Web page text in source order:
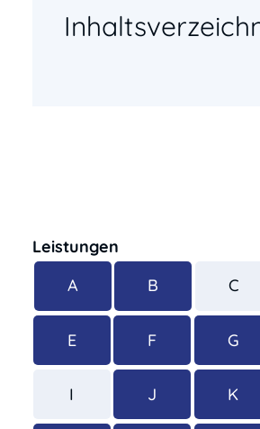
Leistungen
A
B C
E F G
I J K